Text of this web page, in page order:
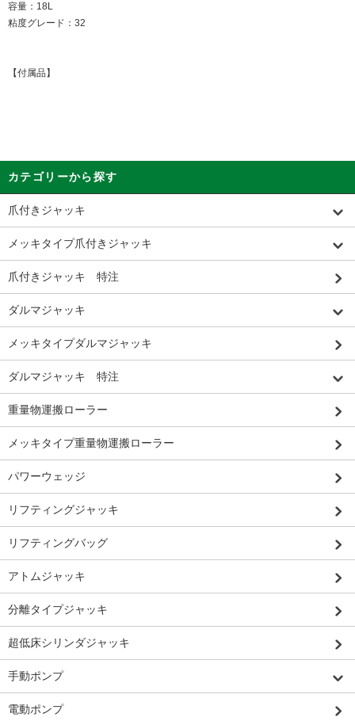
容量：18L
粘度グレード：32
【付属品】
カテゴリーから探す
爪付きジャッキ
メッキタイプ爪付きジャッキ
爪付きジャッキ 特注
ダルマジャッキ
メッキタイプダルマジャッキ
ダルマジャッキ 特注
重量物運搬ローラー
メッキタイプ重量物運搬ローラー
パワーウェッジ
リフティングジャッキ
リフティングバッグ
アトムジャッキ
分離タイプジャッキ
超低床シリンダジャッキ
手動ポンプ
電動ポンプ